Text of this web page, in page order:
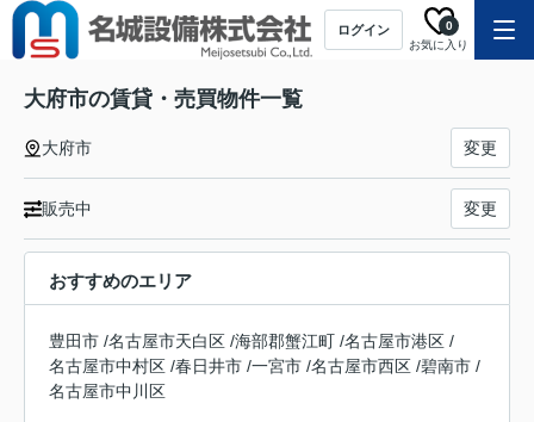
ログイン
お気に入り
0
大府市の賃貸・売買物件一覧
大府市 変更
販売中 変更
おすすめのエリア
豊田市 /名古屋市天白区 /海部郡蟹江町 /名古屋市港区 /
名古屋市中村区 /春日井市 /一宮市 /名古屋市西区 /碧南市 /
名古屋市中川区